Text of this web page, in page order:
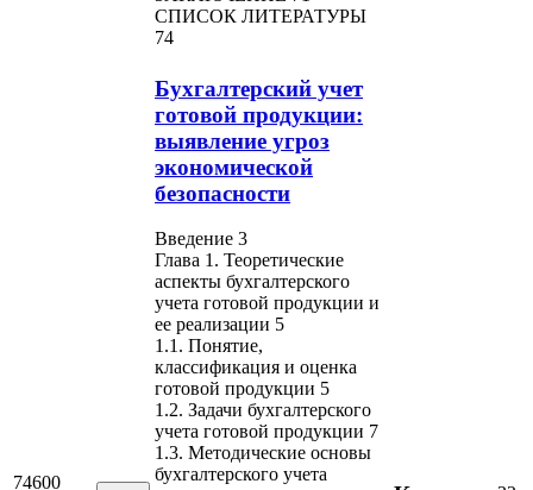
СПИСОК ЛИТЕРАТУРЫ
74
74600
Бухгалтерский учет
готовой продукции:
выявление угроз
экономической
безопасности
Введение 3
Глава 1. Теоретические
аспекты бухгалтерского
учета готовой продукции и
ее реализации 5
1.1. Понятие,
классификация и оценка
готовой продукции 5
1.2. Задачи бухгалтерского
учета готовой продукции 7
1.3. Методические основы
бухгалтерского учета